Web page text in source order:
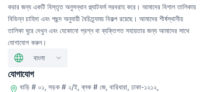
করার জন্য একটি বিস্তৃত অনুসন্ধান প্ল্যাটফর্ম সরবরাহ করে। আমাদের বিশাল তালিকায়
বিভিন্ন চাহিদা এবং পছন্দ অনুযায়ী বৈচিত্র্যময় বিকল্প রয়েছে। আমাদের শীর্ষস্থানীয়
তালিকা ঘুরে দেখুন এবং যেকোনো প্রশ্ন বা ব্যক্তিগত সহায়তার জন্য আমাদের সাথে
যোগাযোগ করুন।
বাংলা
যোগাযোগ
বাড়ি # ০১, সড়ক # ২/ই, ব্লক # জে, বারিধারা, ঢাকা-১২১২,